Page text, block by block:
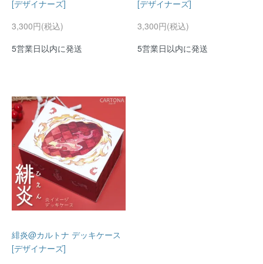
[デザイナーズ]
3,300円(税込)
5営業日以内に発送
[デザイナーズ]
3,300円(税込)
5営業日以内に発送
緋炎@カルトナ デッキケース
[デザイナーズ]